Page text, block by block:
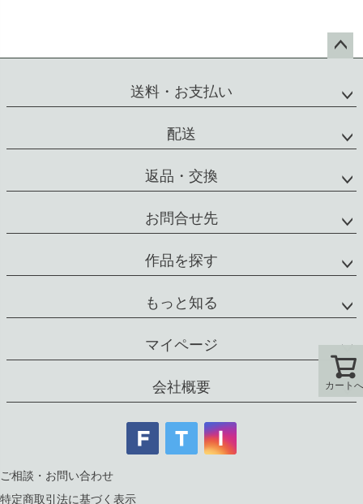
カートへ
ップ
送料・お支払い
配送
返品・交換
お問合せ先
作品を探す
もっと知る
マイページ
会社概要
ご相談・お問い合わせ
特定商取引法に基づく表示
カートへ